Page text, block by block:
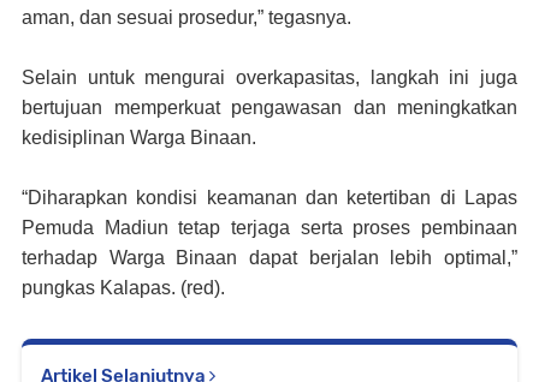
aman, dan sesuai prosedur,” tegasnya.
Selain untuk mengurai overkapasitas, langkah ini juga
bertujuan memperkuat pengawasan dan meningkatkan
kedisiplinan Warga Binaan.
“Diharapkan kondisi keamanan dan ketertiban di Lapas
Pemuda Madiun tetap terjaga serta proses pembinaan
terhadap Warga Binaan dapat berjalan lebih optimal,”
pungkas Kalapas. (red).
Artikel Selanjutnya